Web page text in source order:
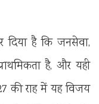
दिया है कि जनसेवा,
है, और यही
की राह में यह विजय